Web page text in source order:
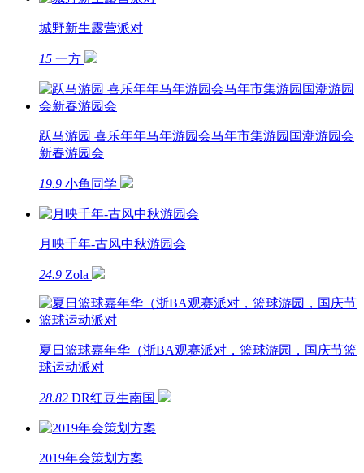
城野新生露营派对
15 一方
跃马游园 喜乐年年马年游园会马年市集游园国潮游园会
新春游园会
19.9 小鱼同学
月映千年-古风中秋游园会
24.9 Zola
夏日篮球嘉年华（浙BA观赛派对，篮球游园，国庆节篮
球运动派对
28.82 DR红豆生南国
2019年会策划方案